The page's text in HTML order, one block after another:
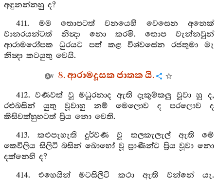
අඳුනන්නහු ද?
411. මම තොපටත් වනයෙහි වෙසෙන අනෙක්
වානරයන්ටත් නින්‍දා නො කරමි. තොප වැන්නවුන්
ආරාමරෝපක ධුරයට පත් කළ විශ්වසේන රජතුමා මැ
නින්‍දා කටයුතු වෙයි.
8. ආරාමදූසක ජාතක යි.
412. වර්‍ණවත් වූ මධුරනාද ඇති දැකුම්කලු වූවා හු ද,
රළුබසින් යුතු වූවාහු නම් මෙලොව ද පරලොව ද
කිසිවක්හුහටත් ප්‍රිය නො වෙති.
413. කළුපැහැති දුර්වර්‍ණ වූ තලකැලැල් ඇති මේ
කෙවිලිය සිලිටි බසින් බොහෝ වූ ප්‍රාණීන්ට ප්‍රිය වූවා නො
දක්නෙහි ද?
414. එහෙයින් මටසිලිටි කථා ඇති වන්නේ යැ.